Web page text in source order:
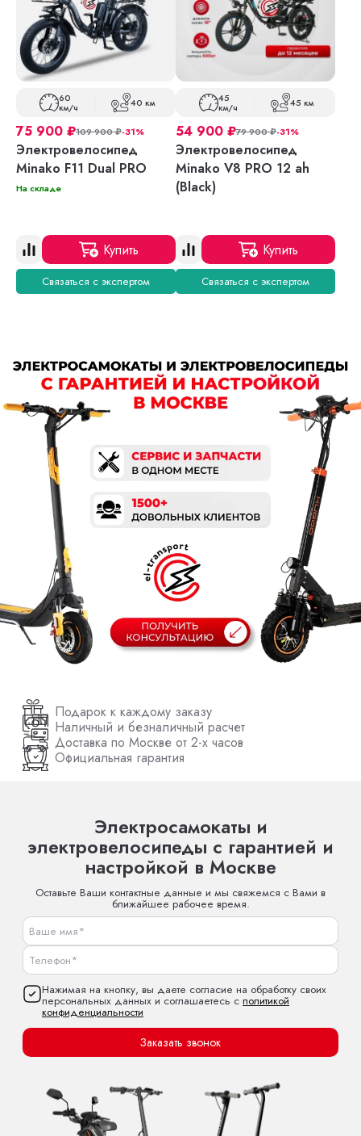
60
км/ч 40 км
75 900 ₽109 900₽-31%
Электровелосипед
Minako F11 Dual PRO
На складе
Купить
Связаться с экспертом
45
км/ч 45 км
54 900 ₽79 900₽-31%
Электровелосипед
Minako V8 PRO 12 ah
(Black)
Купить
Связаться с экспертом
Подарок к каждому заказу
Наличный и безналичный расчет
Доставка по Москве от 2-х часов
Официальная гарантия
Электросамокаты и
электровелосипеды с гарантией и
настройкой в Москве
Оставьте Ваши контактные данные и мы свяжемся с Вами в
ближайшее рабочее время.
Нажимая на кнопку, вы даете согласие на обработку своих
персональных данных и соглашаетесь с политикой
конфиденциальности
Заказать звонок